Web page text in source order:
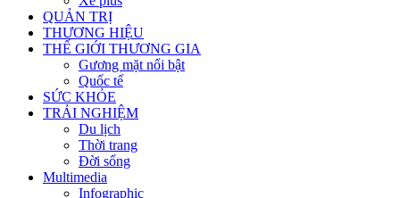
QUẢN TRỊ
THƯƠNG HIỆU
THẾ GIỚI THƯƠNG GIA
Gương mặt nổi bật
Quốc tế
SỨC KHỎE
TRẢI NGHIỆM
Du lịch
Thời trang
Đời sống
Multimedia
Infographic